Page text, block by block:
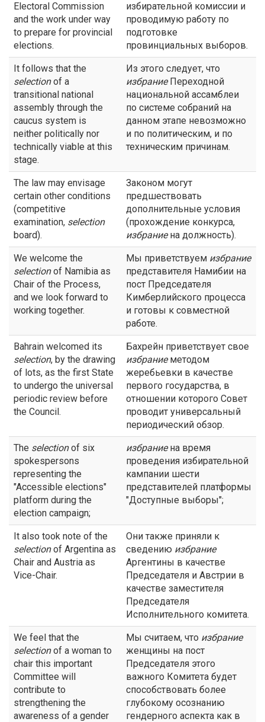
Electoral Commission
and the work under way
to prepare for provincial
elections.
избирательной комиссии и
проводимую работу по
подготовке
провинциальных выборов.
It follows that the
selectionof a
transitional national
assembly through the
caucus system is
neither politically nor
technically viable at this
stage.
Из этого следует, что
избраниеПереходной
национальной ассамблеи
по системе собраний на
данном этапе невозможно
и по политическим, и по
техническим причинам.
The law may envisage
certain other conditions
(competitive
examination, selection
board).
Законом могут
предшествовать
дополнительные условия
(прохождение конкурса,
избраниена должность).
We welcome the
selectionof Namibia as
Chair of the Process,
and we look forward to
working together.
Мы приветствуем избрание
представителя Намибии на
пост Председателя
Кимберлийского процесса
и готовы к совместной
работе.
Bahrain welcomed its
selection, by the drawing
of lots, as the first State
to undergo the universal
periodic review before
the Council.
Бахрейн приветствует свое
избраниеметодом
жеребьевки в качестве
первого государства, в
отношении которого Совет
проводит универсальный
периодический обзор.
The selectionof six
spokespersons
representing the
"Accessible elections"
platform during the
election campaign;
избраниена время
проведения избирательной
кампании шести
представителей платформы
"Доступные выборы";
It also took note of the
selectionof Argentina as
Chair and Austria as
Vice-Chair.
Они также приняли к
сведению избрание
Аргентины в качестве
Председателя и Австрии в
качестве заместителя
Председателя
Исполнительного комитета.
We feel that the
selectionof a woman to
chair this important
Committee will
contribute to
strengthening the
awareness of a gender
Мы считаем, что избрание
женщины на пост
Председателя этого
важного Комитета будет
способствовать более
глубокому осознанию
гендерного аспекта как в